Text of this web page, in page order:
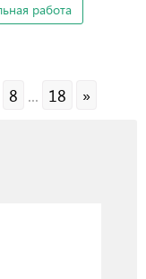
работа
8 ... 18 »